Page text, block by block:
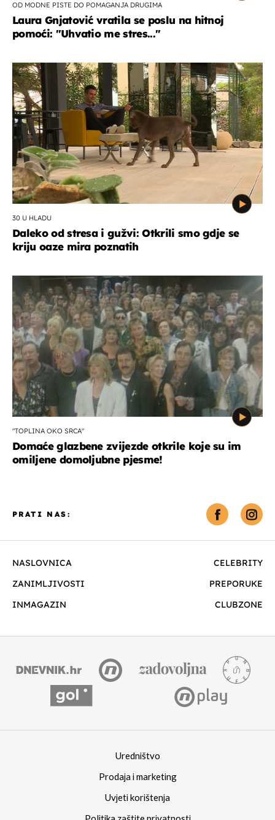
OD MODNE PISTE DO POMAGANJA DRUGIMA
Laura Gnjatović vratila se poslu na hitnoj
pomoći: "Uhvatio me stres..."
30 U HLADU
Daleko od stresa i gužvi: Otkrili smo gdje se
kriju oaze mira poznatih
"TOPLINA OKO SRCA"
Domaće glazbene zvijezde otkrile koje su im
omiljene domoljubne pjesme!
NASLOVNICA
CELEBRITY
ZANIMLJIVOSTI
PREPORUKE
INMAGAZIN
CLUBZONE
PRATI NAS:
Uredništvo
Prodaja i marketing
Uvjeti korištenja